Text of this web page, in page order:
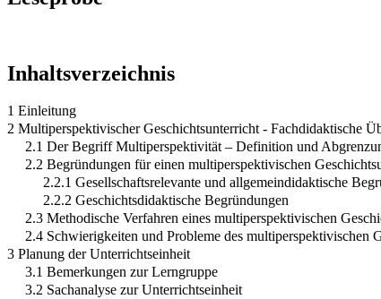
Inhaltsverzeichnis
1 Einleitung
2 Multiperspektivischer Geschichtsunterricht - Fachdidaktische
2.1 Der Begriff Multiperspektivität – Definition und
2.2 Begründungen für einen multiperspektivischen
2.2.1 Gesellschaftsrelevante und allgemeindidaktische
2.2.2 Geschichtsdidaktische Begründungen
2.3 Methodische Verfahren eines multiperspektivischen
2.4 Schwierigkeiten und Probleme des multiperspektivischen
3 Planung der Unterrichtseinheit
3.1 Bemerkungen zur Lerngruppe
3.2 Sachanalyse zur Unterrichtseinheit